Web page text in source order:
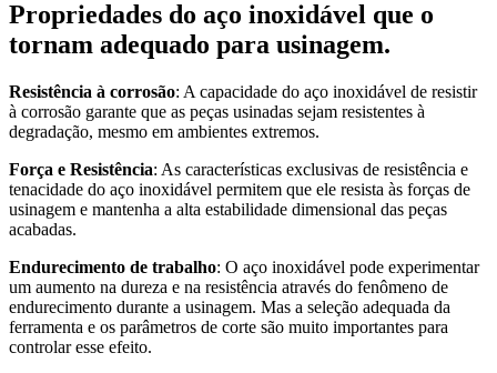
Propriedades do aço inoxidável que o
tornam adequado para usinagem.
Resistência à corrosão: A capacidade do aço inoxidável de resistir
à corrosão garante que as peças usinadas sejam resistentes à
degradação, mesmo em ambientes extremos.
Força e Resistência: As características exclusivas de resistência e
tenacidade do aço inoxidável permitem que ele resista às forças de
usinagem e mantenha a alta estabilidade dimensional das peças
acabadas.
Endurecimento de trabalho: O aço inoxidável pode experimentar
um aumento na dureza e na resistência através do fenômeno de
endurecimento durante a usinagem. Mas a seleção adequada da
ferramenta e os parâmetros de corte são muito importantes para
controlar esse efeito.